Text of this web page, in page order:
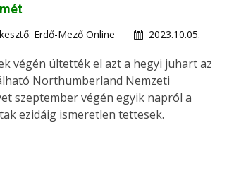
Erdő-Mező Online 2023.10.05.
végén ültették el azt a hegyi juhart az
Northumberland Nemzeti
szeptember végén egyik napról a
ezidáig ismeretlen tettesek.